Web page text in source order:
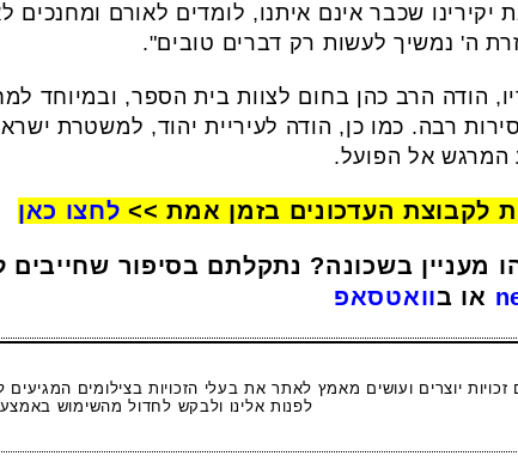
יקירינו שכבר אינם איתנו, לומדים לאורם ומחנכים
ה' נמשיך לעשות רק דברים טובים".
הודה הרב כהן בחום לצוות בית הספר, ובמיוחד
רבה. כמו כן, הודה לעיריית יהוד, למשטרת
המרגש אל הפועל.
לקבוצת העדכונים בזמן אמת >> לחצו כאן
מעניין בשכונה? נתקלתם בסיפור שחייבים
או בוואטסאפ
זכויות יוצרים ועושים מאמץ לאתר את בעלי הזכויות בצילומים
לפנות אלינו ולבקש לחדול מהשימוש